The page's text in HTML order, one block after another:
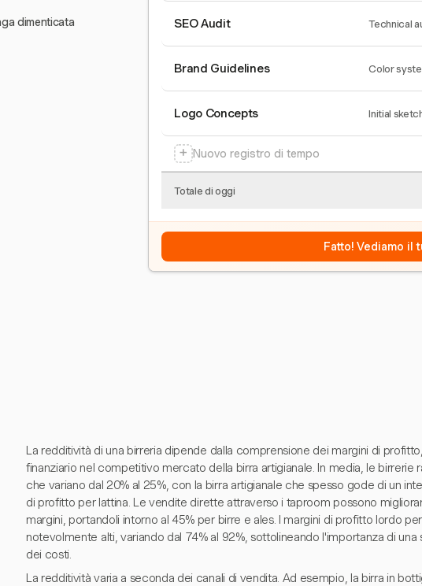
dimenticata
SEO Audit Technical
Brand Guidelines Color
Logo Concepts Initial
+ Nuovo registro di tempo
Totale di oggi
Fatto! Vediamo il
La redditività di una birreria dipende dalla comprensione dei margini di
finanziario nel competitivo mercato della birra artigianale. In media, le birrerie
che variano dal 20% al 25%, con la birra artigianale che spesso gode di un
di profitto per lattina. Le vendite dirette attraverso i taproom possono
margini, portandoli intorno al 45% per birre e ales. I margini di profitto lordo
notevolmente alti, variando dal 74% al 92%, sottolineando l'importanza di
dei costi.
La redditività varia a seconda dei canali di vendita. Ad esempio, la birra in